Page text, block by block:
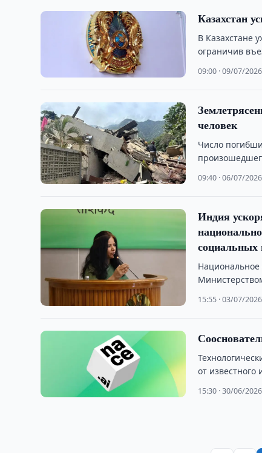
Казахстан
В Казахстане
ограничив
09:00 · 09/07/2026
человек
Число
09:40 · 06/07/2026
Индия
социальных
Национальное
15:55 · 03/07/2026
от
15:30 · 30/06/2026